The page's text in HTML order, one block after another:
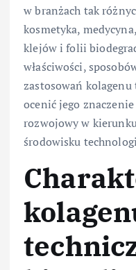
w branżach tak
kosmetyka,
klejów i folii
właściwości,
zastosowań
ocenić jego
rozwojowy w
środowisku